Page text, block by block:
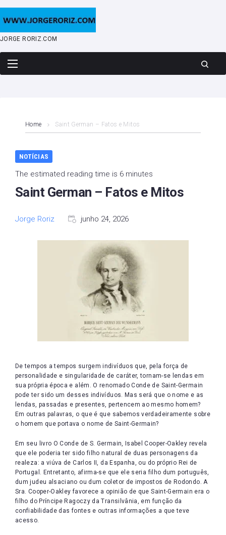
content
JORGE RORIZ.COM
Home Saint German – Fatos e Mitos
NOTÍCIAS
The estimated reading time is 6 minutes
Saint German – Fatos e Mitos
Jorge Roriz junho 24, 2026
De tempos a tempos surgem indivíduos que, pela força de
personalidade e singularidade de caráter, tornam-se lendas em
sua própria época e além. O renomado Conde de Saint-Germain
pode ter sido um desses indivíduos. Mas será que o nome e as
lendas, passadas e presentes, pertencem ao mesmo homem?
Em outras palavras, o que é que sabemos verdadeiramente sobre
o homem que portava o nome de Saint-Germain?
Em seu livro O Conde de S. Germain, Isabel Cooper-Oakley revela
que ele poderia ter sido filho natural de duas personagens da
realeza: a viúva de Carlos II, da Espanha, ou do próprio Rei de
Portugal. Entretanto, afirma-se que ele seria filho dum português,
dum judeu alsaciano ou dum coletor de impostos de Rodondo. A
Sra. Cooper-Oakley favorece a opinião de que Saint-Germain era o
filho do Príncipe Ragoczy da Transilvânia, em função da
confiabilidade das fontes e outras informações a que teve
acesso.